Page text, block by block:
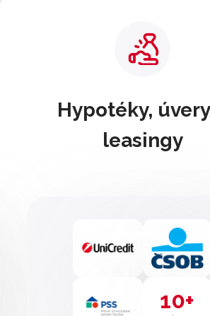
Hypotéky,
leasingy
10+